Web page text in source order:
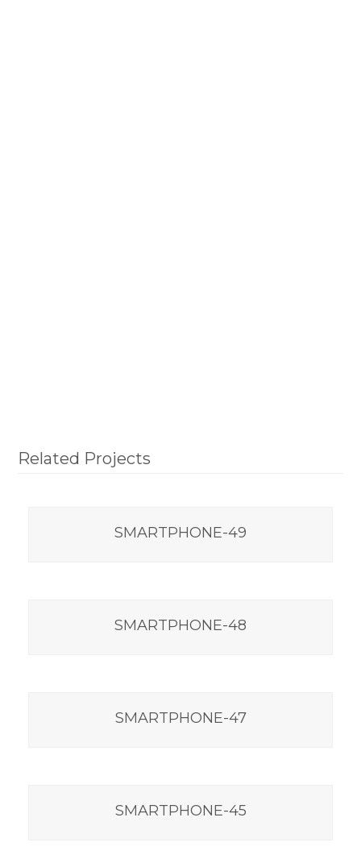
Related Projects
SMARTPHONE-49
SMARTPHONE-48
SMARTPHONE-47
SMARTPHONE-45